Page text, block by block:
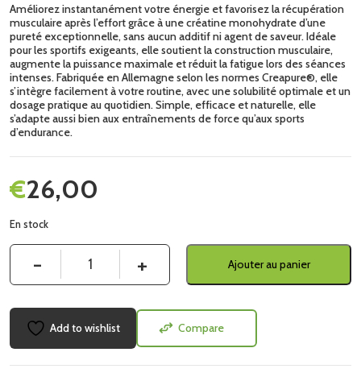
Améliorez instantanément votre énergie et favorisez la récupération
musculaire après l’effort grâce à une créatine monohydrate d’une
pureté exceptionnelle, sans aucun additif ni agent de saveur. Idéale
pour les sportifs exigeants, elle soutient la construction musculaire,
augmente la puissance maximale et réduit la fatigue lors des séances
intenses. Fabriquée en Allemagne selon les normes Creapure®, elle
s’intègre facilement à votre routine, avec une solubilité optimale et un
dosage pratique au quotidien. Simple, efficace et naturelle, elle
s’adapte aussi bien aux entraînements de force qu’aux sports
d’endurance.
26,00
€
En stock
Ajouter au panier
Add to wishlist Compare